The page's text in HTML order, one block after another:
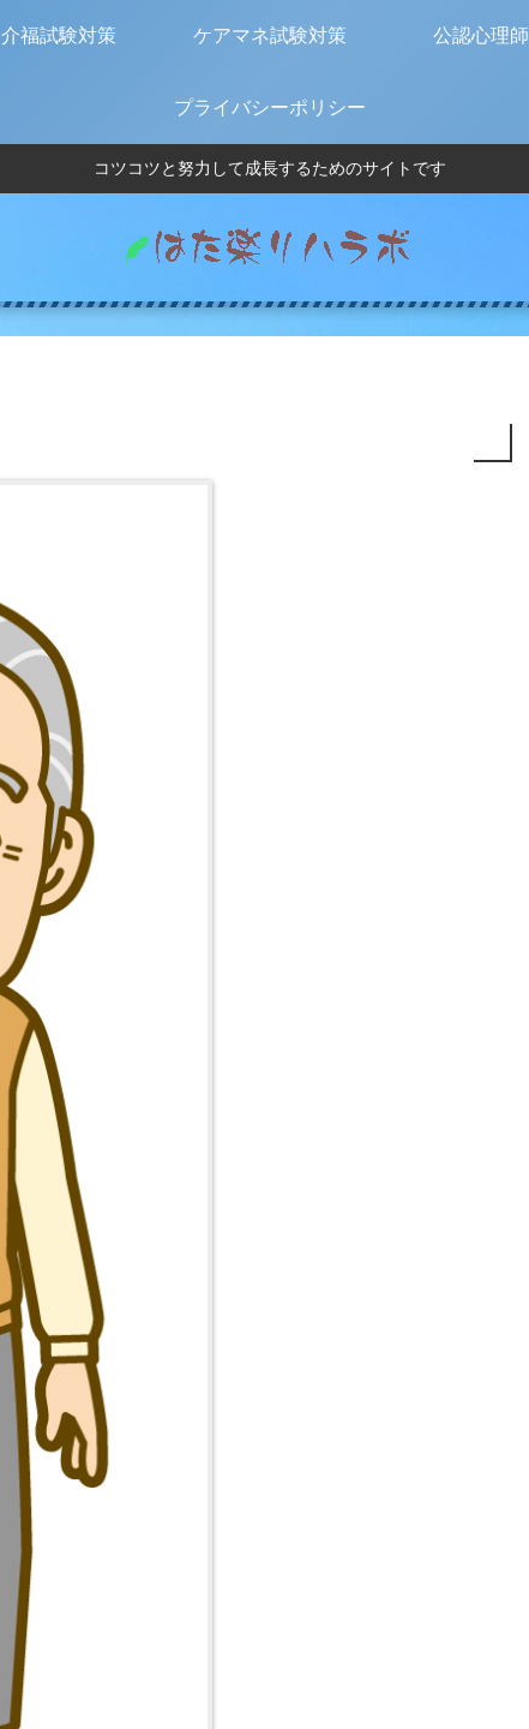
コツコツと努力して成長するためのサイトです
介福試験対策 ケアマネ試験対策 公認心理師
プライバシーポリシー